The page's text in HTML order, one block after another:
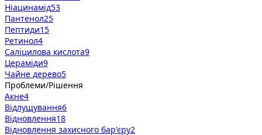
Ніацинамід53
Пантенол25
Пептиди15
Ретинол4
Саліцилова кислота9
Цераміди9
Чайне дерево5
Проблеми/Рішення
Акне4
Відлущування6
Відновлення18
Відновлення захисного бар'єру2